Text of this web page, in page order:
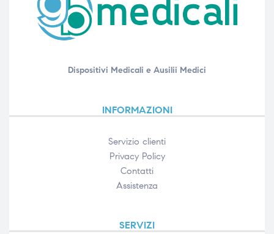
Dispositivi Medicali e Ausilii Medici
INFORMAZIONI
Servizio clienti
Privacy Policy
Contatti
Assistenza
SERVIZI